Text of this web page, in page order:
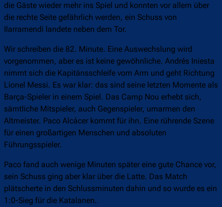
die Gäste wieder mehr ins Spiel und konnten vor allem über
die rechte Seite gefährlich werden, ein Schuss von
Ilarramendi landete neben dem Tor.
Wir schreiben die 82. Minute. Eine Auswechslung wird
vorgenommen, aber es ist keine gewöhnliche. Andrés Iniesta
nimmt sich die Kapitänsschleife vom Arm und geht Richtung
Lionel Messi. Es war klar: das sind seine letzten Momente als
Barça-Spieler in einem Spiel. Das Camp Nou erhebt sich,
sämtliche Mitspieler, auch Gegenspieler, umarmen den
Altmeister. Paco Alcácer kommt für ihn. Eine rührende Szene
für einen großartigen Menschen und absoluten
Führungsspieler.
Paco fand auch wenige Minuten später eine gute Chance vor,
sein Schuss ging aber klar über die Latte. Das Match
plätscherte in den Schlussminuten dahin und so wurde es ein
1:0-Sieg für die Katalanen.